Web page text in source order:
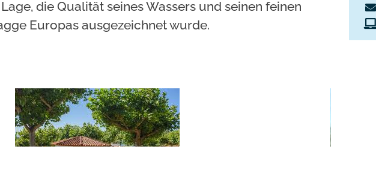
die Qualität seines Wassers und seinen feinen
Europas ausgezeichnet wurde.